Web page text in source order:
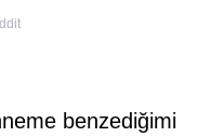
benzediğimi